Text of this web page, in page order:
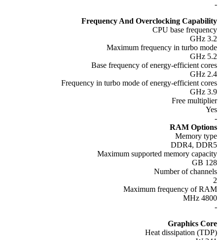
Frequency And Overclocking
CPU base
Maximum frequency in turbo
Base frequency of energy-efficient
Frequency in turbo mode of energy-efficient
Free
RAM
Memory
DDR4,
Maximum supported memory
Number of
Maximum frequency of
Graphics
Heat dissipation